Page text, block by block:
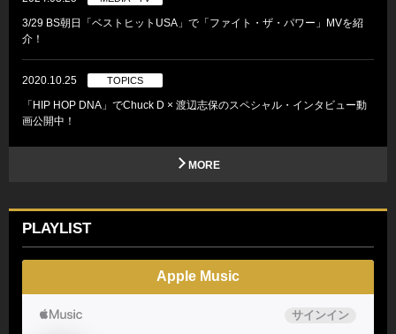
3/29 BS朝日「ベストヒットUSA」で「ファイト・ザ・パワー」MVを紹
介！
2020.10.25 TOPICS
「HIP HOP DNA」でChuck D × 渡辺志保のスペシャル・インタビュー動
画公開中！
MORE
PLAYLIST
Apple Music